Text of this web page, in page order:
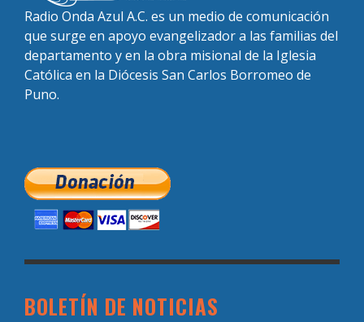
Radio Onda Azul A.C. es un medio de comunicación
que surge en apoyo evangelizador a las familias del
departamento y en la obra misional de la Iglesia
Católica en la Diócesis San Carlos Borromeo de
Puno.
BOLETÍN DE NOTICIAS